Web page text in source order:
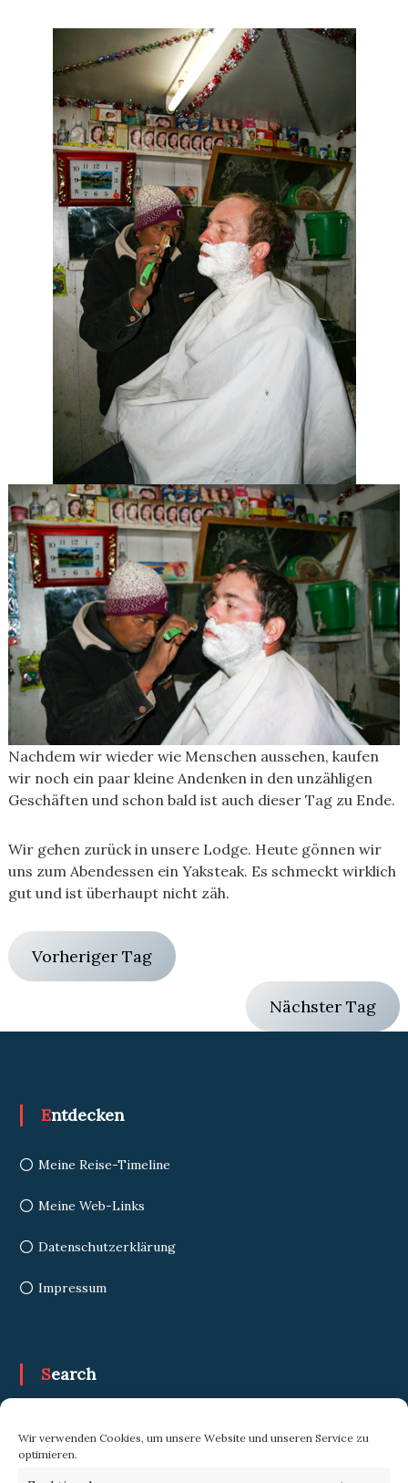
Wir verwenden Cookies, um unsere Website und unseren Service zu
optimieren.
Nachdem wir wieder wie Menschen aussehen, kaufen
wir noch ein paar kleine Andenken in den unzähligen
Geschäften und schon bald ist auch dieser Tag zu Ende.
Wir gehen zurück in unsere Lodge. Heute gönnen wir
uns zum Abendessen ein Yaksteak. Es schmeckt wirklich
gut und ist überhaupt nicht zäh.
Vorheriger Tag
Nächster Tag
Entdecken
Meine Reise-Timeline
Meine Web-Links
Datenschutzerklärung
Impressum
Search
for: